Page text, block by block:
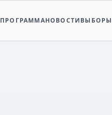
ПРОГРАММАНОВОСТИВЫБОРЫ